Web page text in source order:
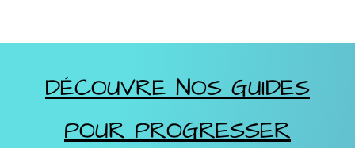
DÉCOUVRE NOS GUIDES
POUR PROGRESSER